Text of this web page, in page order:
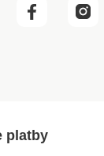
platby